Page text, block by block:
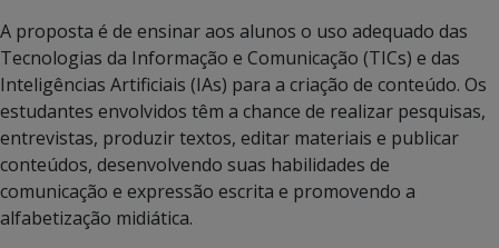
A proposta é de ensinar aos alunos o uso adequado das
Tecnologias da Informação e Comunicação (TICs) e das
Inteligências Artificiais (IAs) para a criação de conteúdo. Os
estudantes envolvidos têm a chance de realizar pesquisas,
entrevistas, produzir textos, editar materiais e publicar
conteúdos, desenvolvendo suas habilidades de
comunicação e expressão escrita e promovendo a
alfabetização midiática.